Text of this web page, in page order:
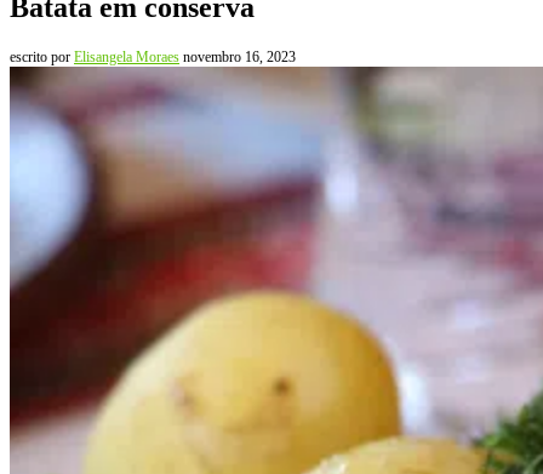
Batata em conserva
escrito por Elisangela Moraes novembro 16, 2023